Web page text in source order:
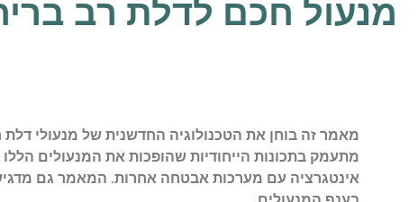
מנעול חכם לדלת רב
מאמר זה בוחן את הטכנולוגיה החדשנית של מנעולי
מתעמק בתכונות הייחודיות שהופכות את המנעולים
אינטגרציה עם מערכות אבטחה אחרות. המאמר גם